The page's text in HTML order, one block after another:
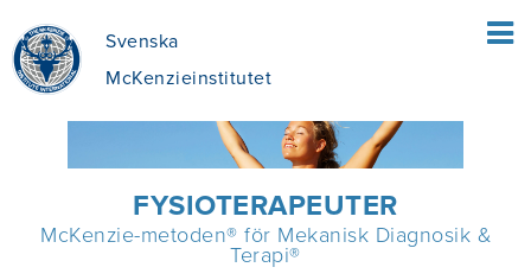
Svenska
McKenzieinstitutet
HEM
PATIENTER
FYSIOTERAPEUTER
McKenzie-metoden® för Mekanisk Diagnosik &
Terapi®